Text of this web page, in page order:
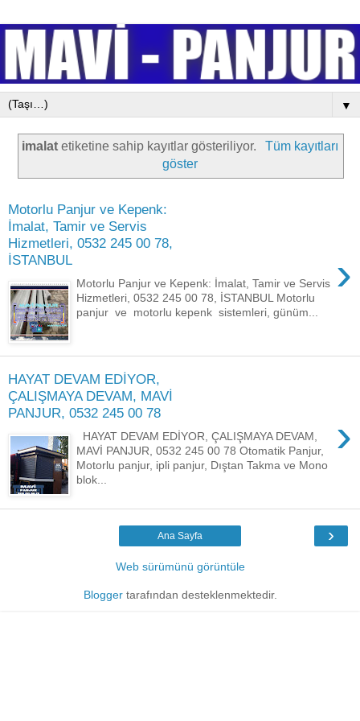
▼
imalat etiketine sahip kayıtlar gösteriliyor.
Tüm kayıtları
göster
Motorlu Panjur ve Kepenk:
İmalat, Tamir ve Servis
Hizmetleri, 0532 245 00 78,
İSTANBUL
›
Motorlu Panjur ve Kepenk: İmalat, Tamir ve Servis
Hizmetleri, 0532 245 00 78, İSTANBUL Motorlu
panjur ve motorlu kepenk sistemleri, günüm...
HAYAT DEVAM EDİYOR,
ÇALIŞMAYA DEVAM, MAVİ
PANJUR, 0532 245 00 78
›
HAYAT DEVAM EDİYOR, ÇALIŞMAYA DEVAM,
MAVİ PANJUR, 0532 245 00 78 Otomatik Panjur,
Motorlu panjur, ipli panjur, Dıştan Takma ve Mono
blok...
›
Ana Sayfa
Web sürümünü görüntüle
Bloggertarafından desteklenmektedir.